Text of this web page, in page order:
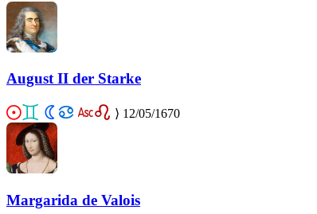
August II der Starke
⟩ 12/05/1670
Margarida de Valois